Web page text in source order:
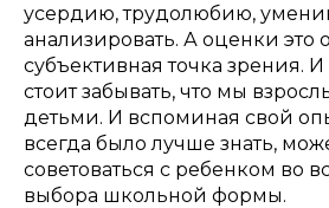
усердию, трудолюбию,
анализировать. А оценки это
субъективная точка зрения.
стоит забывать, что мы
детьми. И вспоминая свой
всегда было лучше знать,
советоваться с ребенком во
выбора школьной формы.